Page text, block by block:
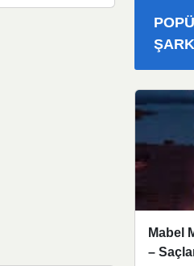
Mabel
–